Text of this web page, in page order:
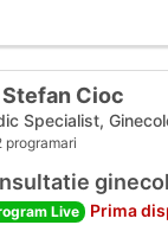
Stefan Cioc
Specialist,
programari
Live Prima